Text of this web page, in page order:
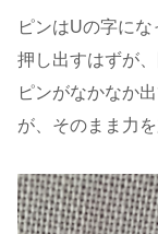
ピンはUの字に
押し出すはずが
ピンがなかなか
が、そのまま力